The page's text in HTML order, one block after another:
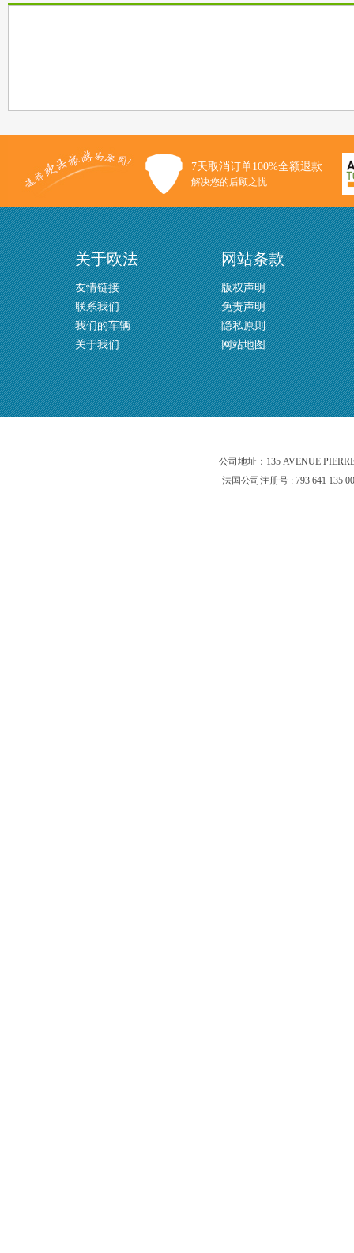
7天取消订单100%全额退款
解决您的后顾之忧
关于欧法
友情链接
联系我们
我们的车辆
关于我们
网站条款
版权声明
免责声明
隐私原则
网站地图
公司地址：135 AVENUE
法国公司注册号 : 793 641 135